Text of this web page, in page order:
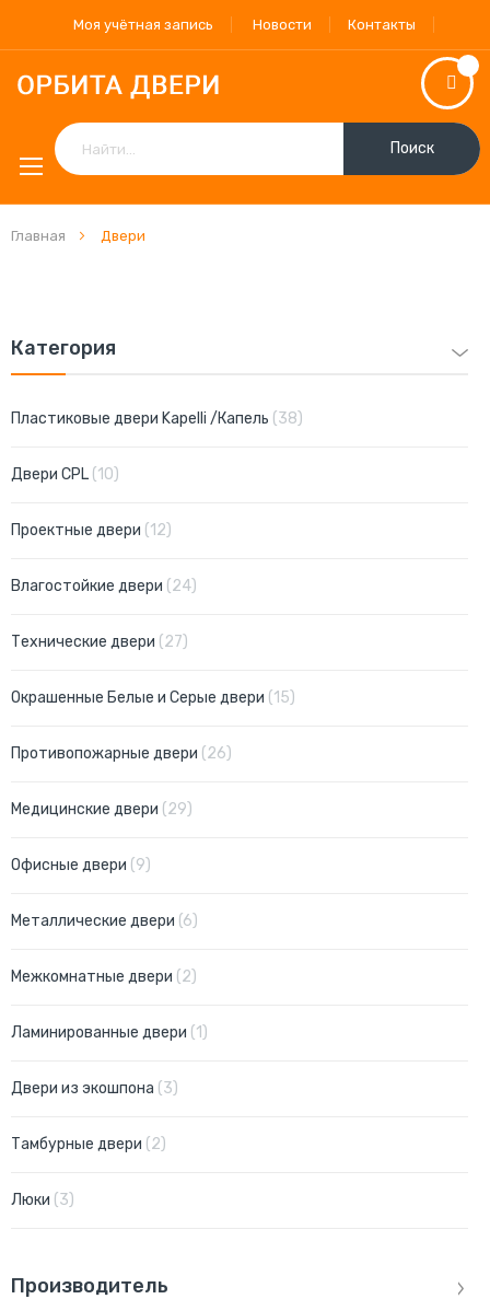
Моя учётная запись Новости Контакты
Поиск
Главная Двери
Категория
Пластиковые двери Kapelli /Капель 38позиции
Двери CPL 10позиции
Проектные двери 12позиции
Влагостойкие двери 24позиции
Технические двери 27позиции
Окрашенные Белые и Серые двери 15позиции
Противопожарные двери 26позиции
Медицинские двери 29позиции
Офисные двери 9позиции
Металлические двери 6позиции
Межкомнатные двери 2позиции
Ламинированные двери 1позиция
Двери из экошпона 3позиции
Тамбурные двери 2позиции
Люки 3позиции
Производитель